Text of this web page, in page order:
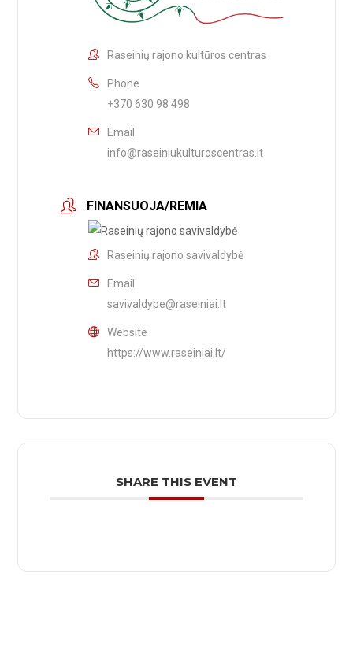
Raseinių rajono kultūros centras
Phone
+370 630 98 498
Email
info@raseiniukulturoscentras.lt
FINANSUOJA/REMIA
Raseinių rajono savivaldybė
Email
savivaldybe@raseiniai.lt
Website
https://www.raseiniai.lt/
SHARE THIS EVENT